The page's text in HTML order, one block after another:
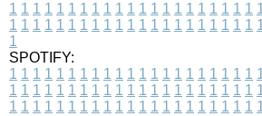
1 1 1 1 1 1 1 1 1 1 1 1 1 1 1 1 1 1 1 1 1
1 1 1 1 1 1 1 1 1 1 1 1 1 1 1 1 1 1 1 1 1
1
SPOTIFY:
1 1 1 1 1 1 1 1 1 1 1 1 1 1 1 1 1 1 1 1 1
1 1 1 1 1 1 1 1 1 1 1 1 1 1 1 1 1 1 1 1 1
1 1 1 1 1 1 1 1 1 1 1 1 1 1 1 1 1 1 1 1 1